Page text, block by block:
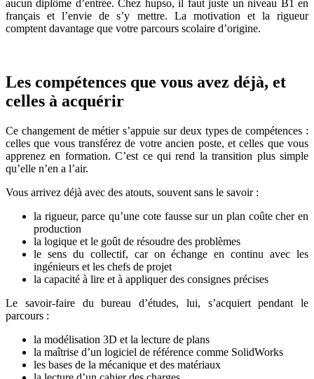
aucun diplôme d’entrée. Chez hupso, il faut juste un niveau B1 en
français et l’envie de s’y mettre. La motivation et la rigueur
comptent davantage que votre parcours scolaire d’origine.
Les compétences que vous avez déjà, et
celles à acquérir
Ce changement de métier s’appuie sur deux types de compétences :
celles que vous transférez de votre ancien poste, et celles que vous
apprenez en formation. C’est ce qui rend la transition plus simple
qu’elle n’en a l’air.
Vous arrivez déjà avec des atouts, souvent sans le savoir :
la rigueur, parce qu’une cote fausse sur un plan coûte cher en
production
la logique et le goût de résoudre des problèmes
le sens du collectif, car on échange en continu avec les
ingénieurs et les chefs de projet
la capacité à lire et à appliquer des consignes précises
Le savoir-faire du bureau d’études, lui, s’acquiert pendant le
parcours :
la modélisation 3D et la lecture de plans
la maîtrise d’un logiciel de référence comme SolidWorks
les bases de la mécanique et des matériaux